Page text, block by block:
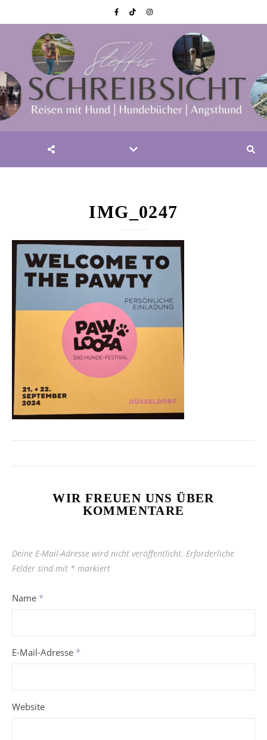
IMG_0247
WIR FREUEN UNS ÜBER
KOMMENTARE
Deine E-Mail-Adresse wird nicht veröffentlicht. Erforderliche
Felder sind mit * markiert
Name *
E-Mail-Adresse *
Website